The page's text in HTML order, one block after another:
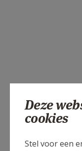
Deze
cookies
Stel voor een